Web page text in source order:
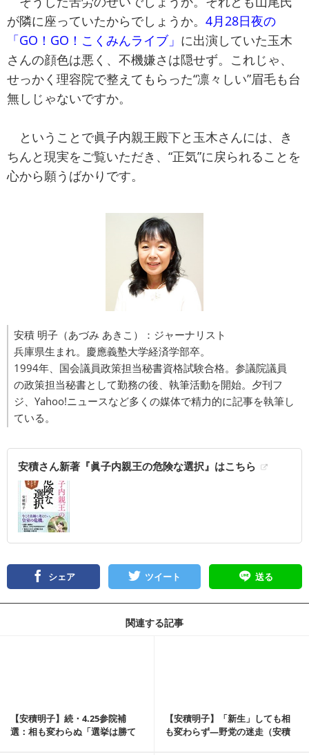
が隣に座っていたからでしょうか。 4月28日夜の
「GO！GO！こくみんライブ」 に出演していた玉木
さんの顔色は悪く、不機嫌さは隠せず。これじゃ、
せっかく理容院で整えてもらった“凛々しい”眉毛も台
無しじゃないですか。
ということで眞子内親王殿下と玉木さんには、き
ちんと現実をご覧いただき、“正気”に戻られることを
心から願うばかりです。
安積 明子（あづみ あきこ）：ジャーナリスト
兵庫県生まれ。慶應義塾大学経済学部卒。
1994年、国会議員政策担当秘書資格試験合格。参議院議員
の政策担当秘書として勤務の後、執筆活動を開始。夕刊フ
ジ、Yahoo!ニュースなど多くの媒体で精力的に記事を執筆し
ている。
安積さん新著『眞子内親王の危険な選択』はこちら
シェア ツイート 送る
関連する記事
【安積明子】続・4.25参院補
選：相も変わらぬ「選挙は勝て
【安積明子】「新生」しても相
も変わらず―野党の迷走（安積